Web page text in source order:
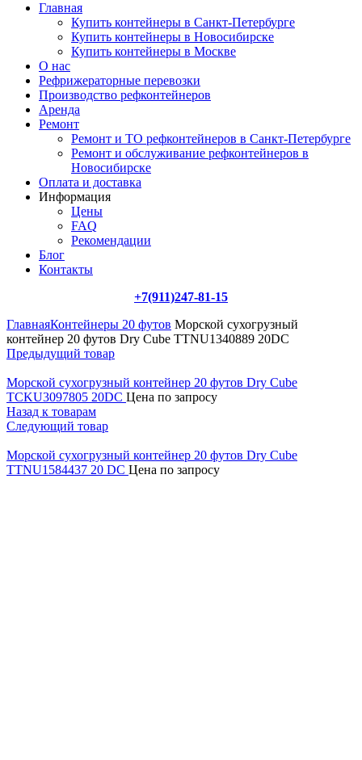
Главная
Купить контейнеры в Санкт-Петербурге
Купить контейнеры в Новосибирске
Купить контейнеры в Москве
О нас
Рефрижераторные перевозки
Производство рефконтейнеров
Аренда
Ремонт
Ремонт и ТО рефконтейнеров в Санкт-Петербурге
Ремонт и обслуживание рефконтейнеров в
Новосибирске
Оплата и доставка
Информация
Цены
FAQ
Рекомендации
Блог
Контакты
+7(911)247-81-15
ГлавнаяКонтейнеры 20 футов Морской сухогрузный
контейнер 20 футов Dry Cube TTNU1340889 20DC
Предыдущий товар
Морской сухогрузный контейнер 20 футов Dry Cube
TCKU3097805 20DC Цена по запросу
Назад к товарам
Следующий товар
Морской сухогрузный контейнер 20 футов Dry Cube
TTNU1584437 20 DC Цена по запросу